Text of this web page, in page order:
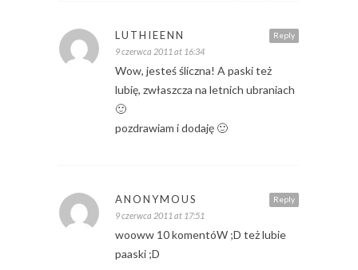
Reply
LUTHIEENN
9 czerwca 2011 at 16:34
Wow, jesteś śliczna! A paski też
lubię, zwłaszcza na letnich ubraniach
🙂
pozdrawiam i dodaję 🙂
Reply
ANONYMOUS
9 czerwca 2011 at 17:51
wooww 10 komentóW ;D też lubie
paaski ;D